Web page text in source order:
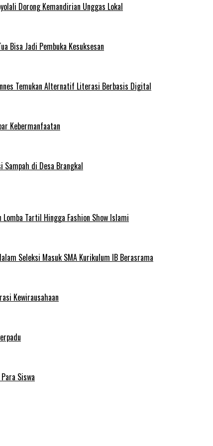
Dorong Kemandirian Unggas Lokal
Bisa Jadi Pembuka Kesuksesan
Temukan Alternatif Literasi Berbasis Digital
Kebermanfaatan
Sampah di Desa Brangkal
Tartil Hingga Fashion Show Islami
Seleksi Masuk SMA Kurikulum IB Berasrama
Kewirausahaan
Siswa